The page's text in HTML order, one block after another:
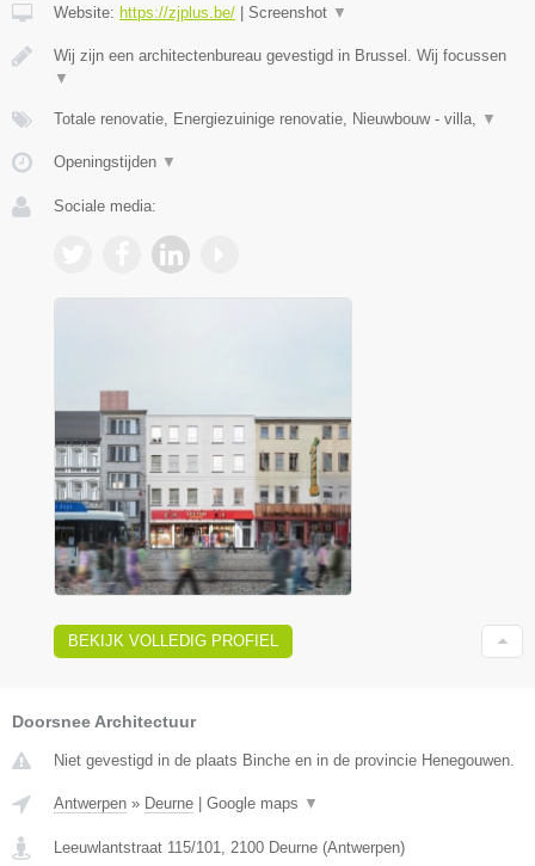
Website: https://zjplus.be/ Screenshot ▼
Wij zijn een architectenbureau gevestigd in Brussel. Wij focussen
▼
Totale renovatie, Energiezuinige renovatie, Nieuwbouw - villa, ▼
Openingstijden ▼
Sociale media:
BEKIJK VOLLEDIG PROFIEL
Doorsnee Architectuur
Niet gevestigd in de plaats Binche en in de provincie Henegouwen.
Antwerpen » Deurne Google maps ▼
Leeuwlantstraat 115/101, 2100 Deurne (Antwerpen)